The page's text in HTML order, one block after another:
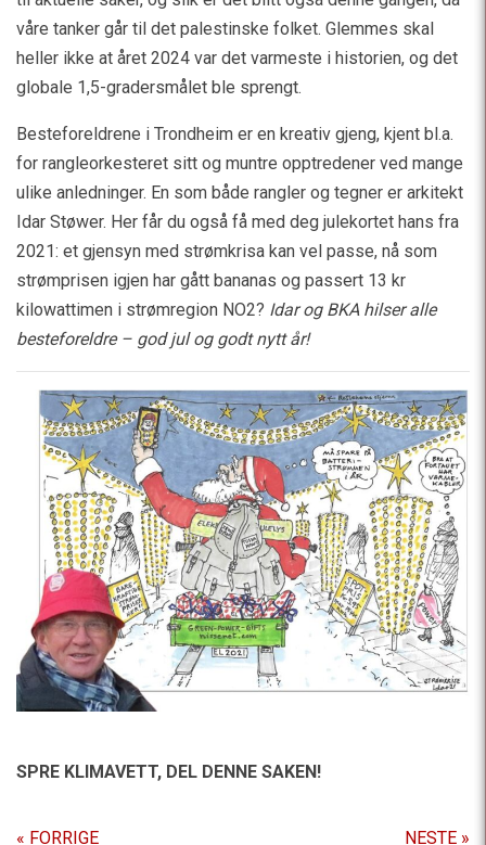
våre tanker går til det palestinske folket. Glemmes skal
heller ikke at året 2024 var det varmeste i historien, og det
globale 1,5-gradersmålet ble sprengt.
Besteforeldrene i Trondheim er en kreativ gjeng, kjent bl.a.
for rangleorkesteret sitt og muntre opptredener ved mange
ulike anledninger. En som både rangler og tegner er arkitekt
Idar Støwer. Her får du også få med deg julekortet hans fra
2021: et gjensyn med strømkrisa kan vel passe, nå som
strømprisen igjen har gått bananas og passert 13 kr
kilowattimen i strømregion NO2? Idar og BKA hilser alle
besteforeldre – god jul og godt nytt år!
SPRE KLIMAVETT, DEL DENNE SAKEN!
« FORRIGE NESTE »